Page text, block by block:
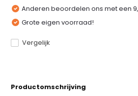
Anderen beoordelen ons met een
Grote eigen voorraad!
Vergelijk
Productomschrijving